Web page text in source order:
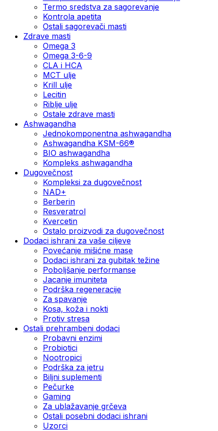
Termo sredstva za sagorevanje
Kontrola apetita
Ostali sagorevači masti
Zdrave masti
Omega 3
Omega 3-6-9
CLA i HCA
MCT ulje
Krill ulje
Lecitin
Riblje ulje
Ostale zdrave masti
Ashwagandha
Jednokomponentna ashwagandha
Ashwagandha KSM-66®
BIO ashwagandha
Kompleks ashwagandha
Dugovečnost
Kompleksi za dugovečnost
NAD+
Berberin
Resveratrol
Kvercetin
Ostalo proizvodi za dugovečnost
Dodaci ishrani za vaše ciljeve
Povećanje mišićne mase
Dodaci ishrani za gubitak težine
Poboljšanje performanse
Jacanje imuniteta
Podrška regeneracije
Za spavanje
Kosa, koža i nokti
Protiv stresa
Ostali prehrambeni dodaci
Probavni enzimi
Probiotici
Nootropici
Podrška za jetru
Biljni suplementi
Pečurke
Gaming
Za ublažavanje grčeva
Ostali posebni dodaci ishrani
Uzorci